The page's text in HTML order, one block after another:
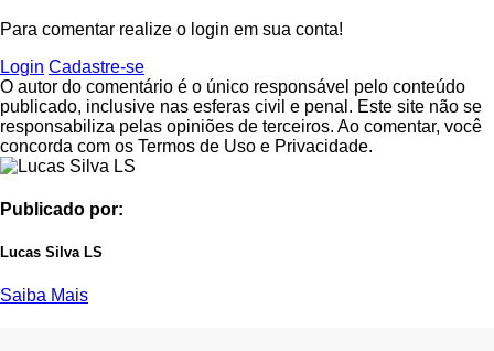
Para comentar realize o login em sua conta!
Login Cadastre-se
O autor do comentário é o único responsável pelo conteúdo
publicado, inclusive nas esferas civil e penal. Este site não se
responsabiliza pelas opiniões de terceiros. Ao comentar, você
concorda com os Termos de Uso e Privacidade.
Publicado por:
Lucas Silva LS
Saiba Mais